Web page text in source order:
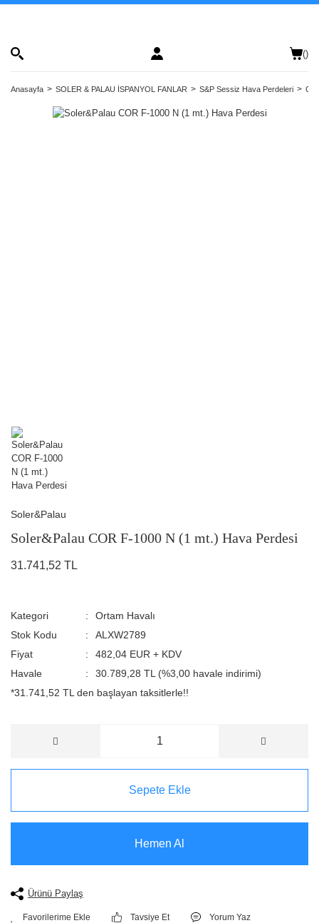
()
Anasayfa SOLER & PALAU İSPANYOL FANLAR S&P Sessiz Hava Perdeleri
Soler&Palau
Soler&Palau COR F-1000 N (1 mt.) Hava Perdesi
31.741,52 TL
Kategori
Ortam Havalı
Stok Kodu
ALXW2789
Fiyat
482,04 EUR + KDV
Havale
30.789,28 TL (%3,00 havale indirimi)
*31.741,52 TL den başlayan taksitlerle!!
Sepete Ekle
Hemen Al
Ürünü Paylaş
Tavsiye Et Yorum Yaz